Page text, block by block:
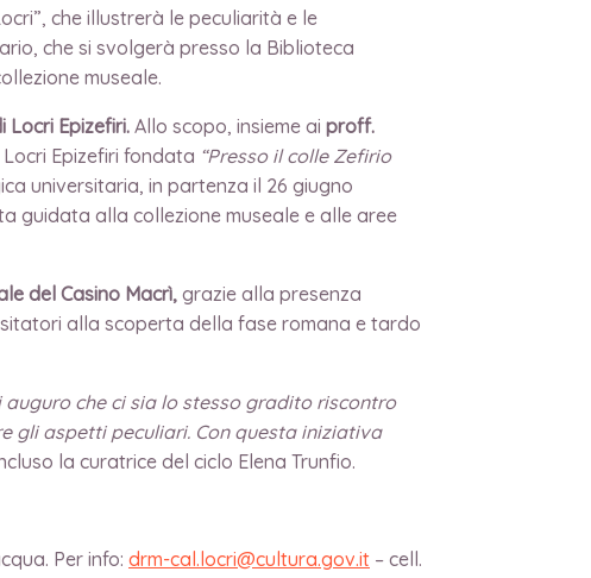
che illustrerà le peculiarità e le
che si svolgerà presso la Biblioteca
museale.
Locri Epizefiri. Allo scopo, insieme ai proff.
Epizefiri fondata “Presso il colle Zefirio
universitaria, in partenza il 26 giugno
guidata alla collezione museale e alle aree
del Casino Macrì, grazie alla presenza
alla scoperta della fase romana e tardo
che ci sia lo stesso gradito riscontro
gli aspetti peculiari. Con questa iniziativa
la curatrice del ciclo Elena Trunfio.
Per info: drm-cal.locri@cultura.gov.it – cell.